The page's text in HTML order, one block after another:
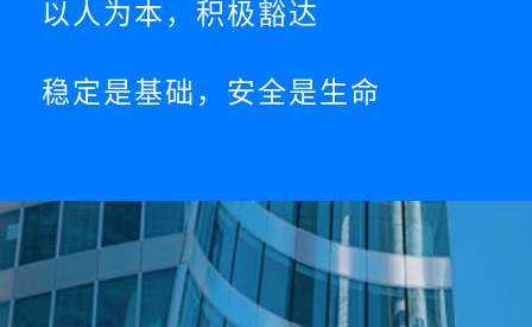
以人为本，积极豁达
稳定是基础，安全是生命